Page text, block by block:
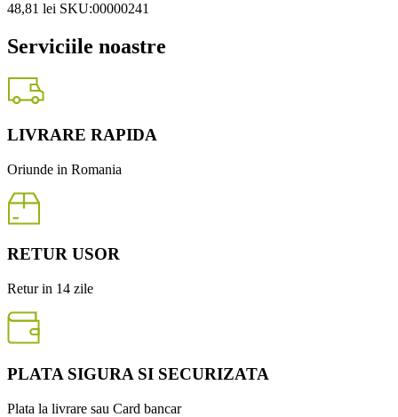
48,81 lei SKU:00000241
Serviciile noastre
LIVRARE RAPIDA
Oriunde in Romania
RETUR USOR
Retur in 14 zile
PLATA SIGURA SI SECURIZATA
Plata la livrare sau Card bancar